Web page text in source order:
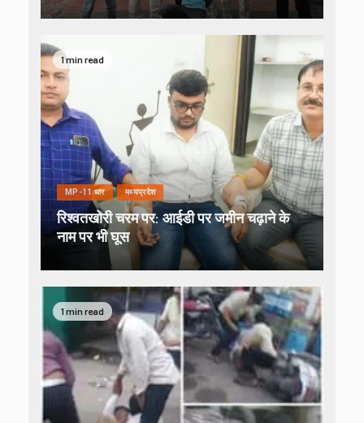
1 min read
MP-11 धार मध्यप्रदेश
रिश्वतखोरी चरम पर: आईडी पर जमीन चढ़ाने के
नाम पर भी घूस
1 min read